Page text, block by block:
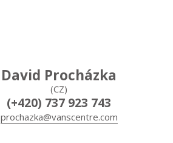
David Procházka
(CZ)
(+420) 737 923 743
prochazka@vanscentre.com